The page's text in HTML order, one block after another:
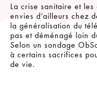
La crise sanitaire et les
envies d’ailleurs chez
la généralisation du
pas et déménagé loin
Selon un sondage
à certains sacrifices
de vie.